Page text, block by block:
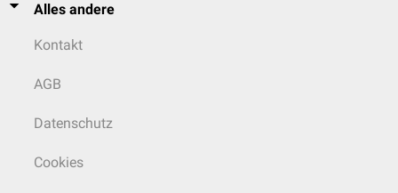
Alles andere
Kontakt
AGB
Datenschutz
Cookies